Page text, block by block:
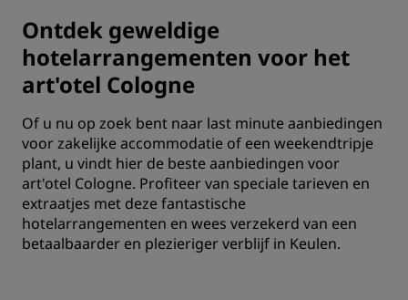
Ontdek geweldige
hotelarrangementen voor het
art'otel Cologne
Of u nu op zoek bent naar last minute aanbiedingen
voor zakelijke accommodatie of een weekendtripje
plant, u vindt hier de beste aanbiedingen voor
art'otel Cologne. Profiteer van speciale tarieven en
extraatjes met deze fantastische
hotelarrangementen en wees verzekerd van een
betaalbaarder en plezieriger verblijf in Keulen.